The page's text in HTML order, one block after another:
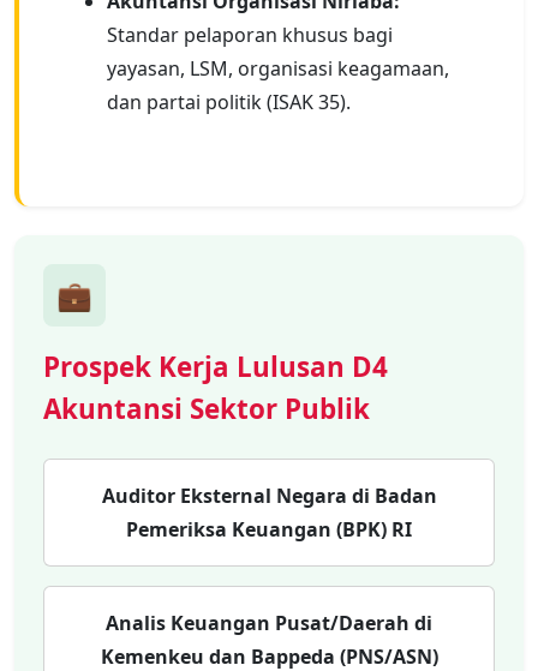
Standar pelaporan khusus bagi
yayasan, LSM, organisasi keagamaan,
dan partai politik (ISAK 35).
💼
Prospek Kerja Lulusan D4
Akuntansi Sektor Publik
Auditor Eksternal Negara di Badan
Pemeriksa Keuangan (BPK) RI
Analis Keuangan Pusat/Daerah di
Kemenkeu dan Bappeda (PNS/ASN)